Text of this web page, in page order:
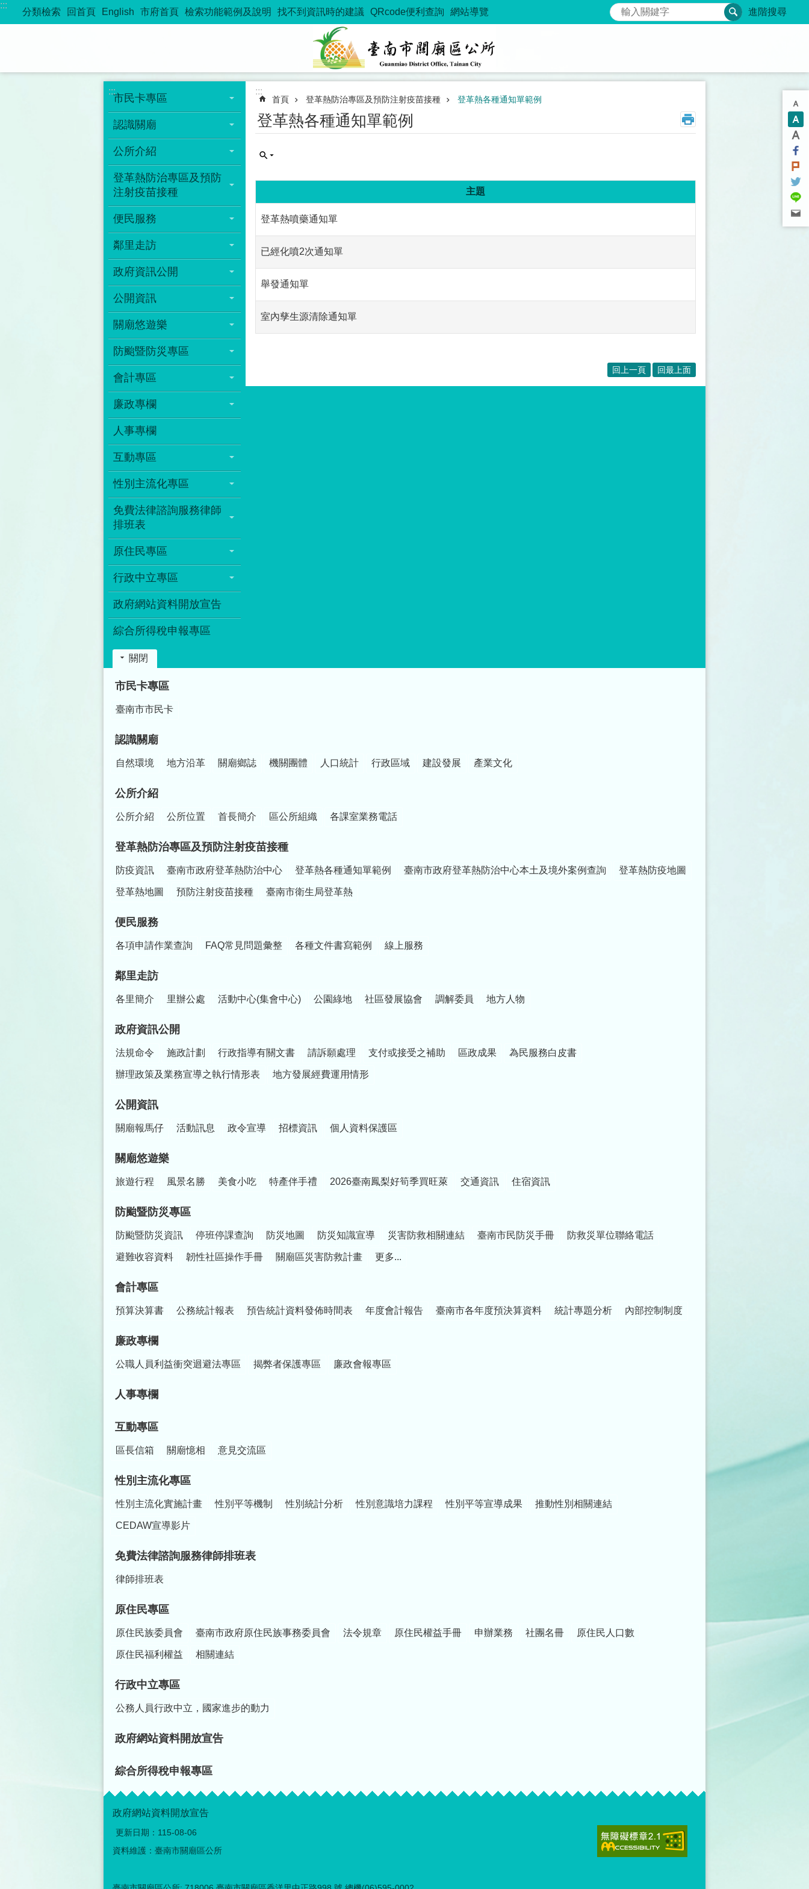
跳到主要內容區塊
:::
分類檢索 回首頁 English 市府首頁 檢索功能範例及說明 找不到資訊時的建議 QRcode便利查詢 網站導覽 搜尋 進階搜尋
:::
市民卡專區
認識關廟
公所介紹
登革熱防治專區及預防
注射疫苗接種
便民服務
鄰里走訪
政府資訊公開
公開資訊
關廟悠遊樂
防颱暨防災專區
會計專區
廉政專欄
人事專欄
互動專區
性別主流化專區
免費法律諮詢服務律師
排班表
原住民專區
行政中立專區
政府網站資料開放宣告
綜合所得稅申報專區
:::
首頁 登革熱防治專區及預防注射疫苗接種 登革熱各種通知單範例
登革熱各種通知單範例
主題
登革熱噴藥通知單
已經化噴2次通知單
舉發通知單
室內孳生源清除通知單
回上一頁 回最上面
關閉
市民卡專區
臺南市市民卡
認識關廟
自然環境 地方沿革 關廟鄉誌 機關團體 人口統計 行政區域 建設發展 產業文化
公所介紹
公所介紹 公所位置 首長簡介 區公所組織 各課室業務電話
登革熱防治專區及預防注射疫苗接種
防疫資訊 臺南市政府登革熱防治中心 登革熱各種通知單範例 臺南市政府登革熱防治中心本土及境外案例查詢 登革熱防疫地圖
登革熱地圖 預防注射疫苗接種 臺南市衛生局登革熱
便民服務
各項申請作業查詢 FAQ常見問題彙整 各種文件書寫範例 線上服務
鄰里走訪
各里簡介 里辦公處 活動中心(集會中心) 公園綠地 社區發展協會 調解委員 地方人物
政府資訊公開
法規命令 施政計劃 行政指導有關文書 請訴願處理 支付或接受之補助 區政成果 為民服務白皮書
辦理政策及業務宣導之執行情形表 地方發展經費運用情形
公開資訊
關廟報馬仔 活動訊息 政令宣導 招標資訊 個人資料保護區
關廟悠遊樂
旅遊行程 風景名勝 美食小吃 特產伴手禮 2026臺南鳳梨好筍季買旺萊 交通資訊 住宿資訊
防颱暨防災專區
防颱暨防災資訊 停班停課查詢 防災地圖 防災知識宣導 災害防救相關連結 臺南市民防災手冊 防救災單位聯絡電話
避難收容資料 韌性社區操作手冊 關廟區災害防救計畫 更多...
會計專區
預算決算書 公務統計報表 預告統計資料發佈時間表 年度會計報告 臺南市各年度預決算資料 統計專題分析 內部控制制度
廉政專欄
公職人員利益衝突迴避法專區 揭弊者保護專區 廉政會報專區
人事專欄
互動專區
區長信箱 關廟憶相 意見交流區
性別主流化專區
性別主流化實施計畫 性別平等機制 性別統計分析 性別意識培力課程 性別平等宣導成果 推動性別相關連結
CEDAW宣導影片
免費法律諮詢服務律師排班表
律師排班表
原住民專區
原住民族委員會 臺南市政府原住民族事務委員會 法令規章 原住民權益手冊 申辦業務 社團名冊 原住民人口數
原住民福利權益 相關連結
行政中立專區
公務人員行政中立，國家進步的動力
政府網站資料開放宣告
綜合所得稅申報專區
政府網站資料開放宣告
更新日期： 115-08-06
資料維護：臺南市關廟區公所